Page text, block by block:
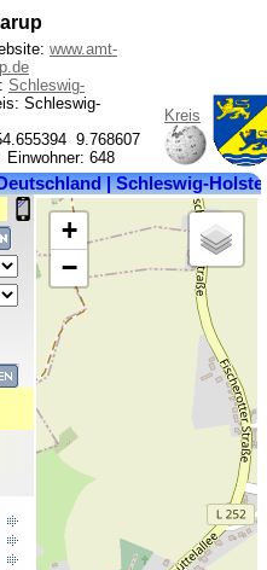
www.amt-
Schleswig-
Schleswig-
9.768607
Einwohner: 648
Kreis